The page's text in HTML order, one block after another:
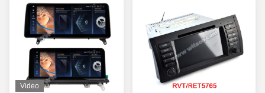
Video